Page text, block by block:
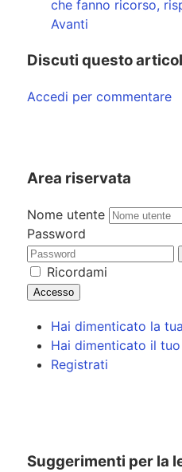
che fanno ricorso,
Avanti
Discuti questo
Accedi per commentare
Area riservata
Nome utente
Password
Ricordami
Accesso
Hai dimenticato la
Hai dimenticato il
Registrati
Suggerimenti per la